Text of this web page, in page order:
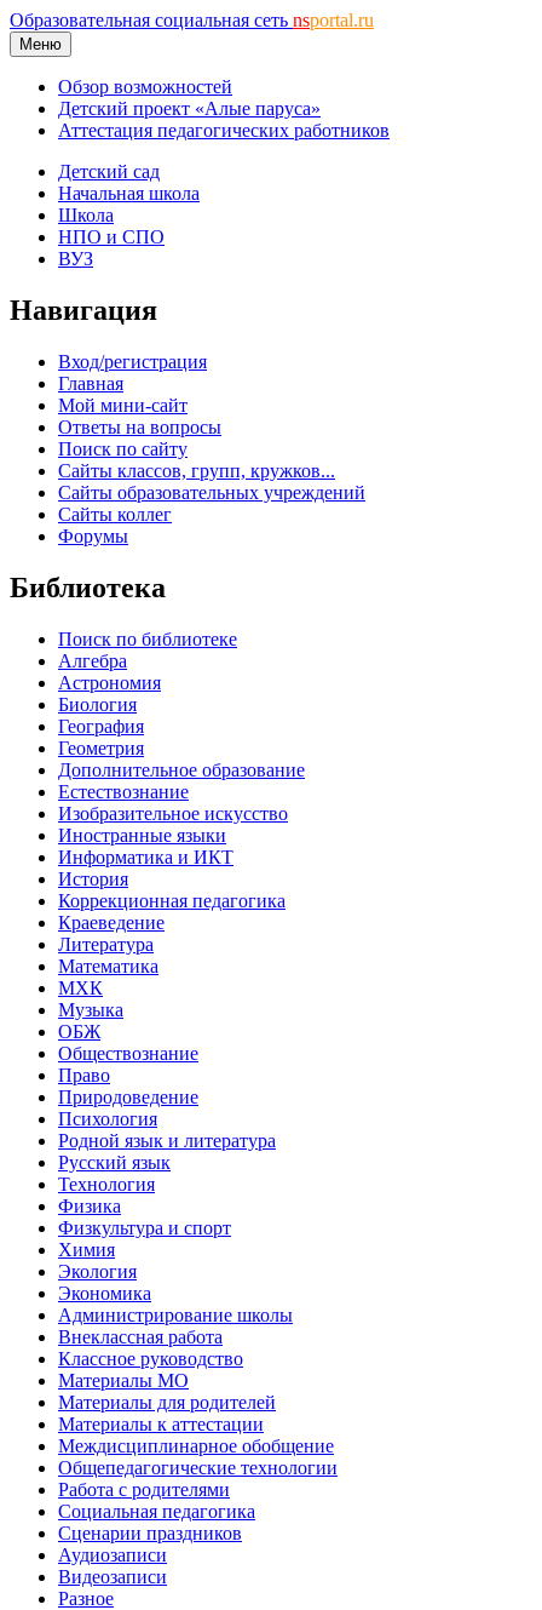
Образовательная социальная сеть nsportal.ru
Меню
Обзор возможностей
Детский проект «Алые паруса»
Аттестация педагогических работников
Детский сад
Начальная школа
Школа
НПО и СПО
ВУЗ
Навигация
Вход/регистрация
Главная
Мой мини-сайт
Ответы на вопросы
Поиск по сайту
Сайты классов, групп, кружков...
Сайты образовательных учреждений
Сайты коллег
Форумы
Библиотека
Поиск по библиотеке
Алгебра
Астрономия
Биология
География
Геометрия
Дополнительное образование
Естествознание
Изобразительное искусство
Иностранные языки
Информатика и ИКТ
История
Коррекционная педагогика
Краеведение
Литература
Математика
МХК
Музыка
ОБЖ
Обществознание
Право
Природоведение
Психология
Родной язык и литература
Русский язык
Технология
Физика
Физкультура и спорт
Химия
Экология
Экономика
Администрирование школы
Внеклассная работа
Классное руководство
Материалы МО
Материалы для родителей
Материалы к аттестации
Междисциплинарное обобщение
Общепедагогические технологии
Работа с родителями
Социальная педагогика
Сценарии праздников
Аудиозаписи
Видеозаписи
Разное